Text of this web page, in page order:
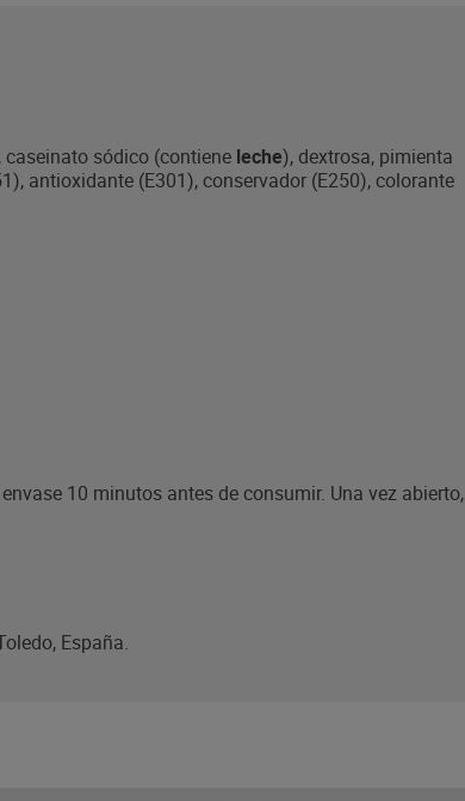
caseinato sódico (contiene leche), dextrosa, pimienta
antioxidante (E301), conservador (E250), colorante
10 minutos antes de consumir. Una vez abierto,
España.